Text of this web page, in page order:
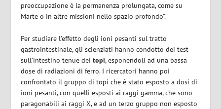
preoccupazione è la permanenza prolungata, come su
Marte o in altre missioni nello spazio profondo”.
Per studiare l’effetto degli ioni pesanti sul tratto
gastrointestinale, gli scienziati hanno condotto dei test
sull’intestino tenue deitopi, esponendoli ad una bassa
dose di radiazioni di ferro. I ricercatori hanno poi
confrontato il gruppo di topi che è stato esposto a dosi di
ioni pesanti, con quelli esposti ai raggi gamma, che sono
paragonabili ai raggi X, e ad un terzo gruppo non esposto